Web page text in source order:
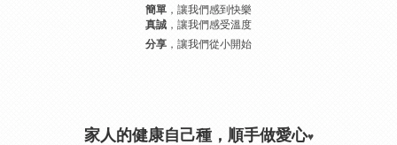
簡單 ，讓我們感到快樂
真誠 ，讓我們感受溫度
分享 ，讓我們從小開始
家人的健康自己種，順手做愛心♥︎